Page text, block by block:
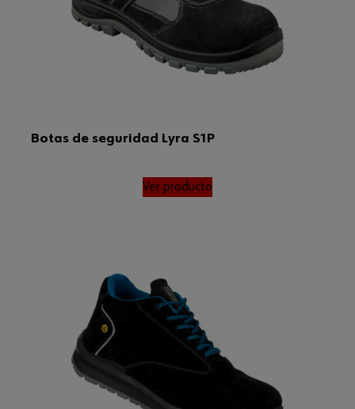
Código del sistema armonizado 640340000000
Peso del producto (por artículo) 1076.000 g
Botas de seguridad Lyra S1P
Ver producto